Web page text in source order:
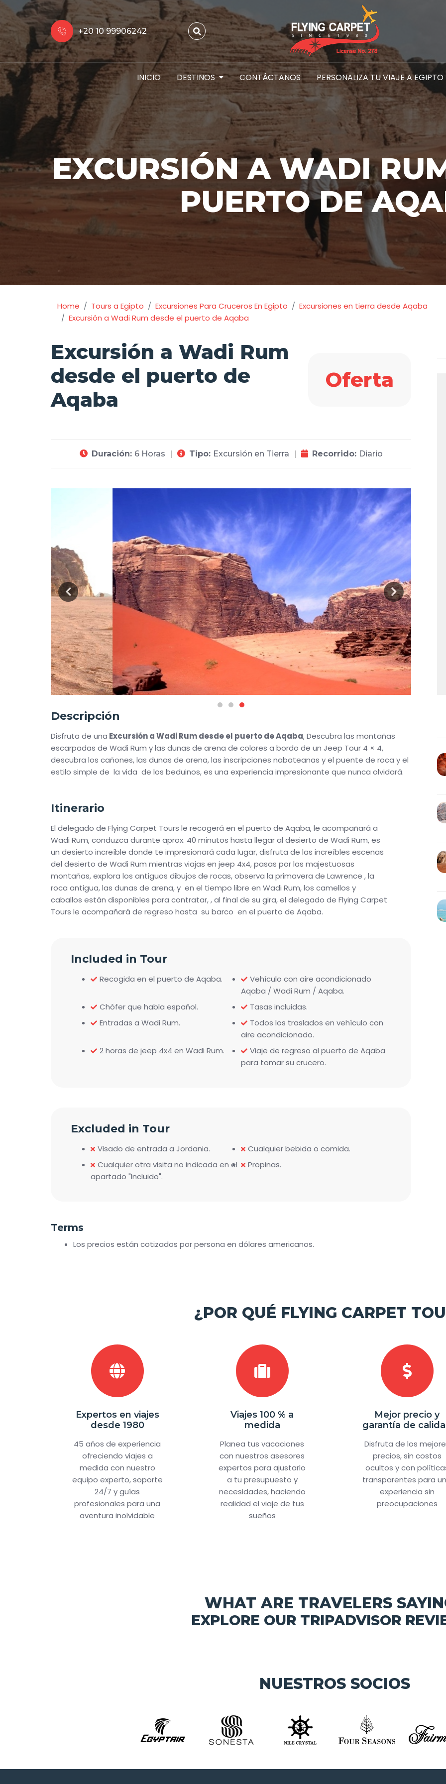
+20 10 99906242
INICIO DESTINOS CONTÁCTANOS PERSONALIZA TU VIAJE A EGIPTO
EXCURSIÓN A WADI
PUERTO DE
Home Tours a Egipto Excursiones Para Cruceros En Egipto
Excursiones en tierra desde Aqaba
Excursión a Wadi Rum desde el puerto de Aqaba
Excursión a Wadi Rum
desde el puerto de
Aqaba
Oferta
Duración: 6 Horas Tipo: Excursión en Tierra Recorrido: Diario
Descripción
Disfruta de una Excursión a Wadi Rum desde el puerto de Aqaba, Descubra las montañas
escarpadas de Wadi Rum y las dunas de arena de colores a bordo de un Jeep Tour 4 × 4,
descubra los cañones, las dunas de arena, las inscripciones nabateanas y el puente de roca y el
estilo simple de la vida de los beduinos, es una experiencia impresionante que nunca olvidará.
Itinerario
El delegado de Flying Carpet Tours le recogerá en el puerto de Aqaba, le acompañará a
Wadi Rum, conduzca durante aprox. 40 minutos hasta llegar al desierto de Wadi Rum, es
un desierto increíble donde te impresionará cada lugar, disfruta de las increíbles escenas
del desierto de Wadi Rum mientras viajas en jeep 4x4, pasas por las majestuosas
montañas, explora los antiguos dibujos de rocas, observa la primavera de Lawrence , la
roca antigua, las dunas de arena, y en el tiempo libre en Wadi Rum, los camellos y
caballos están disponibles para contratar, , al final de su gira, el delegado de Flying Carpet
Tours le acompañará de regreso hasta su barco en el puerto de Aqaba.
Included in Tour
Recogida en el puerto de Aqaba.
Vehículo con aire acondicionado
Aqaba / Wadi Rum / Aqaba.
Chófer que habla español.
Tasas incluidas.
Entradas a Wadi Rum.
Todos los traslados en vehículo con
aire acondicionado.
2 horas de jeep 4x4 en Wadi Rum.
Viaje de regreso al puerto de Aqaba
para tomar su crucero.
Excluded in Tour
Visado de entrada a Jordania.
Cualquier bebida o comida.
Cualquier otra visita no indicada en el
apartado "Incluido".
Propinas.
Terms
Los precios están cotizados por persona en dólares americanos.
¿POR QUÉ FLYING CARPET
Expertos en viajes
desde 1980
45 años de experiencia
ofreciendo viajes a
medida con nuestro
equipo experto, soporte
24/7 y guías
profesionales para una
aventura inolvidable
Viajes 100 % a
medida
Planea tus vacaciones
con nuestros asesores
expertos para ajustarlo
a tu presupuesto y
necesidades, haciendo
realidad el viaje de tus
sueños
Mejor precio y
garantía de
Disfruta de los
precios, sin costos
ocultos y con
transparentes para
experiencia sin
preocupaciones
WHAT ARE TRAVELERS
EXPLORE OUR TRIPADVISOR
NUESTROS SOCIOS